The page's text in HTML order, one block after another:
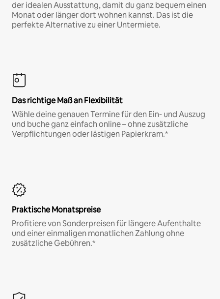
der idealen Ausstattung, damit du ganz bequem einen
Monat oder länger dort wohnen kannst. Das ist die
perfekte Alternative zu einer Untermiete.
Das richtige Maß an Flexibilität
Wähle deine genauen Termine für den Ein- und Auszug
und buche ganz einfach online – ohne zusätzliche
Verpflichtungen oder lästigen Papierkram.*
Praktische Monatspreise
Profitiere von Sonderpreisen für längere Aufenthalte
und einer einmaligen monatlichen Zahlung ohne
zusätzliche Gebühren.*